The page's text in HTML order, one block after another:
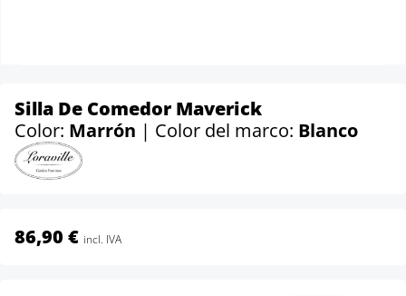
Silla De Comedor Maverick
Color: Marrón | Color del marco: Blanco
86,90 € incl. IVA